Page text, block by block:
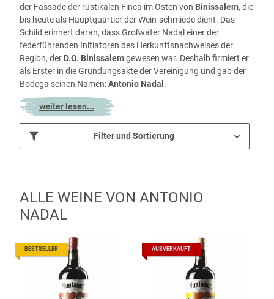
der Fassade der rustikalen Finca im Osten von Binissalem, die
bis heute als Hauptquartier der Wein-schmiede dient. Das
Schild erinnert daran, dass Großvater Nadal einer der
federführenden Initiatoren des Herkunftsnachweises der
Region, der D.O. Binissalemgewesen war. Deshalb firmiert er
als Erster in die Gründungsakte der Vereinigung und gab der
Bodega seinen Namen:Antonio Nadal .
weiter lesen...
Filter und Sortierung
ALLE WEINE VON ANTONIO
NADAL
BESTSELLER AUSVERKAUFT